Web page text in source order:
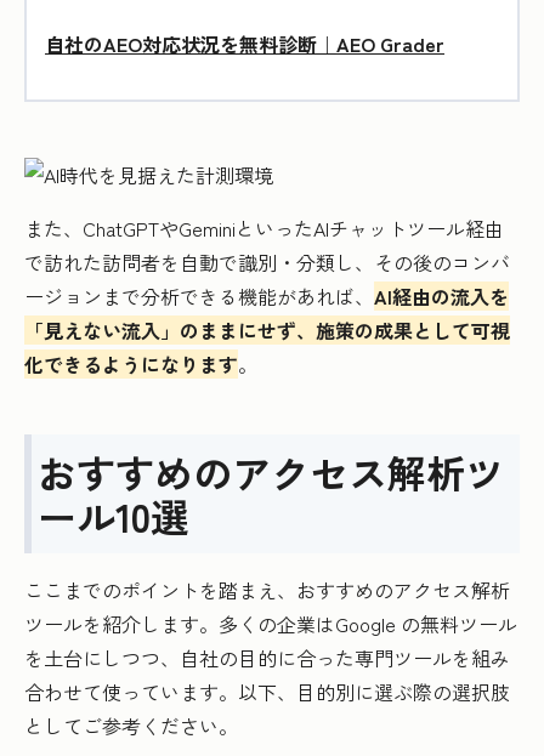
自社のAEO対応状況を無料診断｜AEO Grader
また、ChatGPTやGeminiといったAIチャットツール経由
で訪れた訪問者を自動で識別・分類し、その後のコンバ
ージョンまで分析できる機能があれば、 AI経由の流入を
「見えない流入」のままにせず、施策の成果として可視
化できるようになります。
おすすめのアクセス解析ツ
ール10選
ここまでのポイントを踏まえ、おすすめのアクセス解析
ツールを紹介します。多くの企業はGoogle の無料ツール
を土台にしつつ、自社の目的に合った専門ツールを組み
合わせて使っています。以下、目的別に選ぶ際の選択肢
としてご参考ください。